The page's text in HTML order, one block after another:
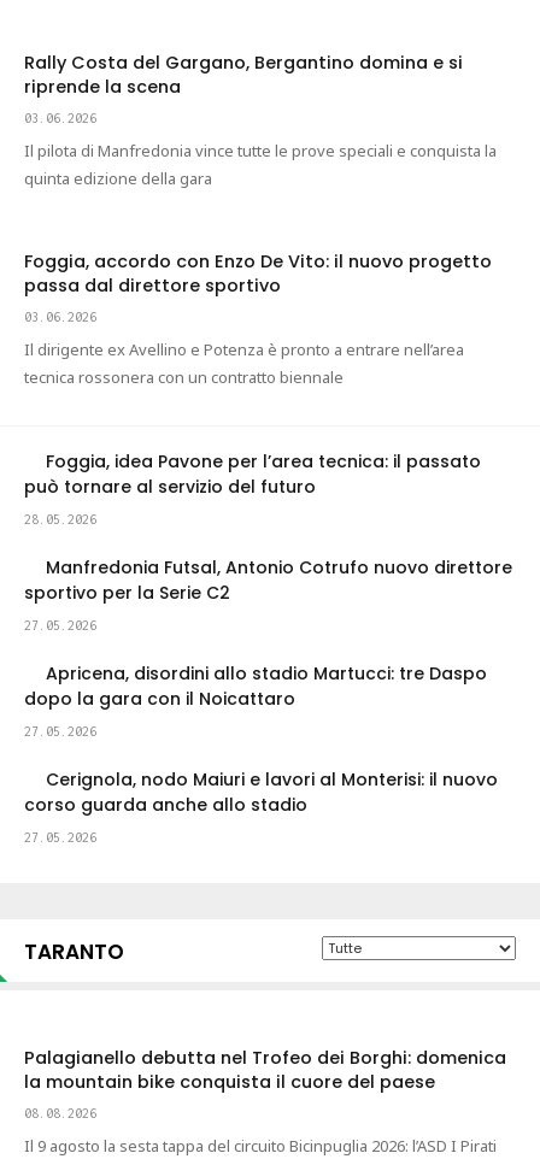
Rally Costa del Gargano, Bergantino domina e si
riprende la scena
03.06.2026
Il pilota di Manfredonia vince tutte le prove speciali e conquista la
quinta edizione della gara
Foggia, accordo con Enzo De Vito: il nuovo progetto
passa dal direttore sportivo
03.06.2026
Il dirigente ex Avellino e Potenza è pronto a entrare nell’area
tecnica rossonera con un contratto biennale
Foggia, idea Pavone per l’area tecnica: il passato
può tornare al servizio del futuro
28.05.2026
Manfredonia Futsal, Antonio Cotrufo nuovo direttore
sportivo per la Serie C2
27.05.2026
Apricena, disordini allo stadio Martucci: tre Daspo
dopo la gara con il Noicattaro
27.05.2026
Cerignola, nodo Maiuri e lavori al Monterisi: il nuovo
corso guarda anche allo stadio
27.05.2026
TARANTO
Palagianello debutta nel Trofeo dei Borghi: domenica
la mountain bike conquista il cuore del paese
08.08.2026
Il 9 agosto la sesta tappa del circuito Bicinpuglia 2026: l’ASD I Pirati